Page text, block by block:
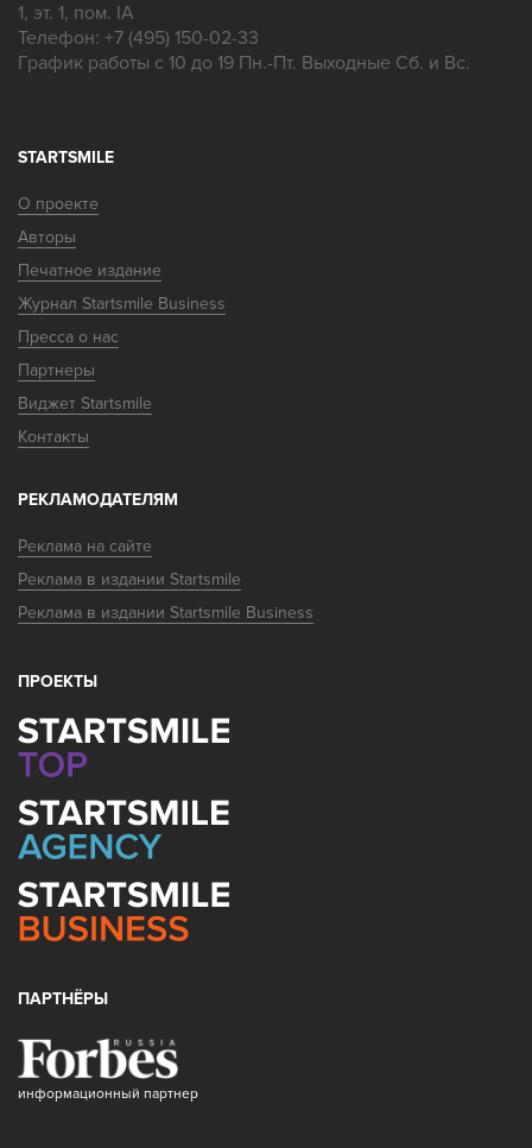
1, эт. 1, пом. IA
Телефон: +7 (495) 150-02-33
График работы с 10 до 19 Пн.-Пт. Выходные Сб. и Вс.
STARTSMILE
О проекте
Авторы
Печатное издание
Журнал Startsmile Business
Пресса о нас
Партнеры
Виджет Startsmile
Контакты
РЕКЛАМОДАТЕЛЯМ
Реклама на сайте
Реклама в издании Startsmile
Реклама в издании Startsmile Business
ПРОЕКТЫ
ПАРТНЁРЫ
информационный партнер